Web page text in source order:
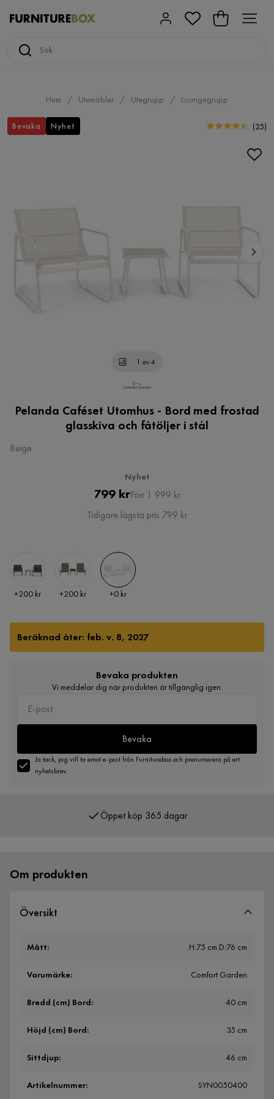
Hem Utemöbler Utegrupp Loungegrupp
Bevaka Nyhet (25)
1 av 4
Pelanda Caféset Utomhus - Bord med frostad
glasskiva och fåtöljer i stål
Beige
Nyhet
Pris
799 kr Original
Pris
Förr 1 999 kr
Tidigare lägsta pris 799 kr
Pris
+200 kr Pris
+200 kr Pris
+0 kr
Beräknad åter: feb. v. 8, 2027
Bevaka produkten
Vi meddelar dig när produkten är tillgänglig igen.
Bevaka
Ja tack, jag vill ta emot e-post från Furniturebox och prenumerera på ert
nyhetsbrev.
Om produkten
Översikt
Mått: H:75 cm D:76 cm
Varumärke: Comfort Garden
Bredd (cm) Bord: 40 cm
Höjd (cm) Bord: 35 cm
Sittdjup: 46 cm
Artikelnummer: SYN0050400